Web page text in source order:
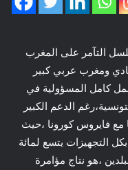
التآمر على المغرب
ومغرب عربي كبير
كامل المسؤولية في
الدعم الكبير
مع فايروس كورونا ،حيث
التجهيزات يتسع لمائة
،هو نتاج مؤامرة